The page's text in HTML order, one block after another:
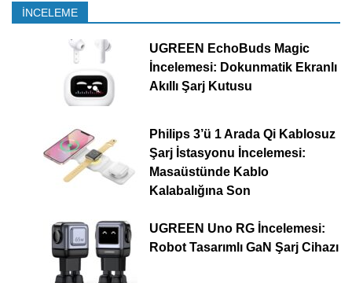
İNCELEME
UGREEN EchoBuds Magic
İncelemesi: Dokunmatik Ekranlı
Akıllı Şarj Kutusu
Philips 3’ü 1 Arada Qi Kablosuz
Şarj İstasyonu İncelemesi:
Masaüstünde Kablo
Kalabalığına Son
UGREEN Uno RG İncelemesi:
Robot Tasarımlı GaN Şarj Cihazı